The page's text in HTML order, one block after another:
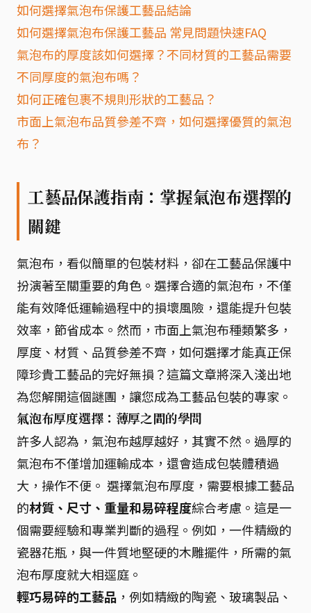
如何選擇氣泡布保護工藝品結論
如何選擇氣泡布保護工藝品 常見問題快速FAQ
氣泡布的厚度該如何選擇？不同材質的工藝品需要
不同厚度的氣泡布嗎？
如何正確包裹不規則形狀的工藝品？
市面上氣泡布品質參差不齊，如何選擇優質的氣泡
布？
工藝品保護指南：掌握氣泡布選擇的
關鍵
氣泡布，看似簡單的包裝材料，卻在工藝品保護中
扮演著至關重要的角色。選擇合適的氣泡布，不僅
能有效降低運輸過程中的損壞風險，還能提升包裝
效率，節省成本。然而，市面上氣泡布種類繁多，
厚度、材質、品質參差不齊，如何選擇才能真正保
障珍貴工藝品的完好無損？這篇文章將深入淺出地
為您解開這個謎團，讓您成為工藝品包裝的專家。
氣泡布厚度選擇：薄厚之間的學問
許多人認為，氣泡布越厚越好，其實不然。過厚的
氣泡布不僅增加運輸成本，還會造成包裝體積過
大，操作不便。 選擇氣泡布厚度，需要根據工藝品
的材質、尺寸、重量和易碎程度綜合考慮。這是一
個需要經驗和專業判斷的過程。例如，一件精緻的
瓷器花瓶，與一件質地堅硬的木雕擺件，所需的氣
泡布厚度就大相逕庭。
輕巧易碎的工藝品 ，例如精緻的陶瓷、玻璃製品、